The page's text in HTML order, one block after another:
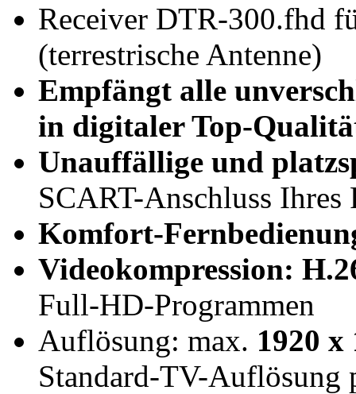
Receiver DTR-300.fhd
(terrestrische Antenne)
Empfängt alle
in digitaler Top-
Unauffällige und
SCART-Anschluss Ihres
Komfort-
Videokompression:
Full-HD-Programmen
Auflösung: max. 1920
Standard-TV-Auflösung